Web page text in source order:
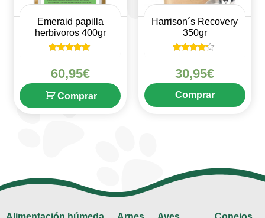
Emeraid papilla
herbivoros 400gr
de 5
60,95€
Comprar
Harrison´s Recovery
350gr
4
de 5
30,95€
Comprar